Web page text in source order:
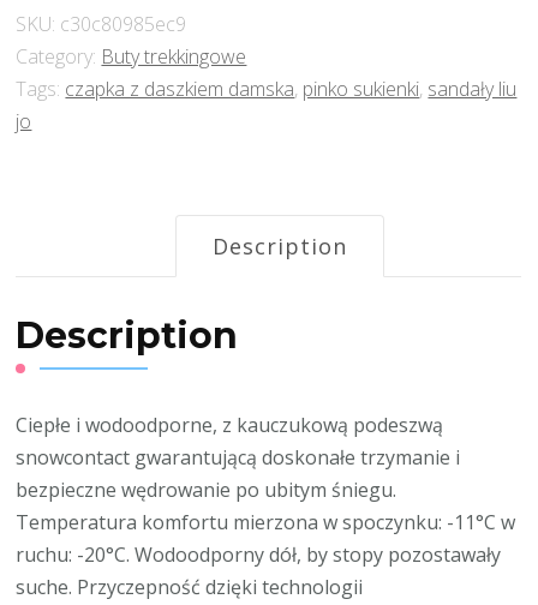
SKU: c30c80985ec9
Category: Buty trekkingowe
Tags: czapka z daszkiem damska, pinko sukienki, sandały liu
jo
Description
Description
Ciepłe i wodoodporne, z kauczukową podeszwą
snowcontact gwarantującą doskonałe trzymanie i
bezpieczne wędrowanie po ubitym śniegu.
Temperatura komfortu mierzona w spoczynku: -11°C w
ruchu: -20°C. Wodoodporny dół, by stopy pozostawały
suche. Przyczepność dzięki technologii